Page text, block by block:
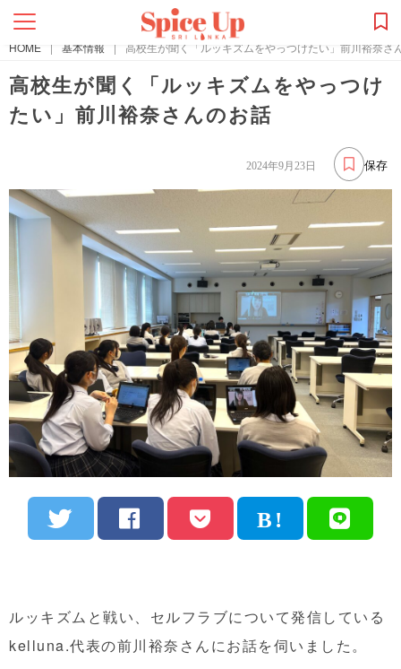
HOME | 基本情報 | 高校生が聞く「ルッキズムをやっつけたい」前川裕奈さ
高校生が聞く「ルッキズムをやっつけ
たい」前川裕奈さんのお話
保存
2024年9月23日
ルッキズムと戦い、セルフラブについて発信している
kelluna.代表の前川裕奈さんにお話を伺いました。